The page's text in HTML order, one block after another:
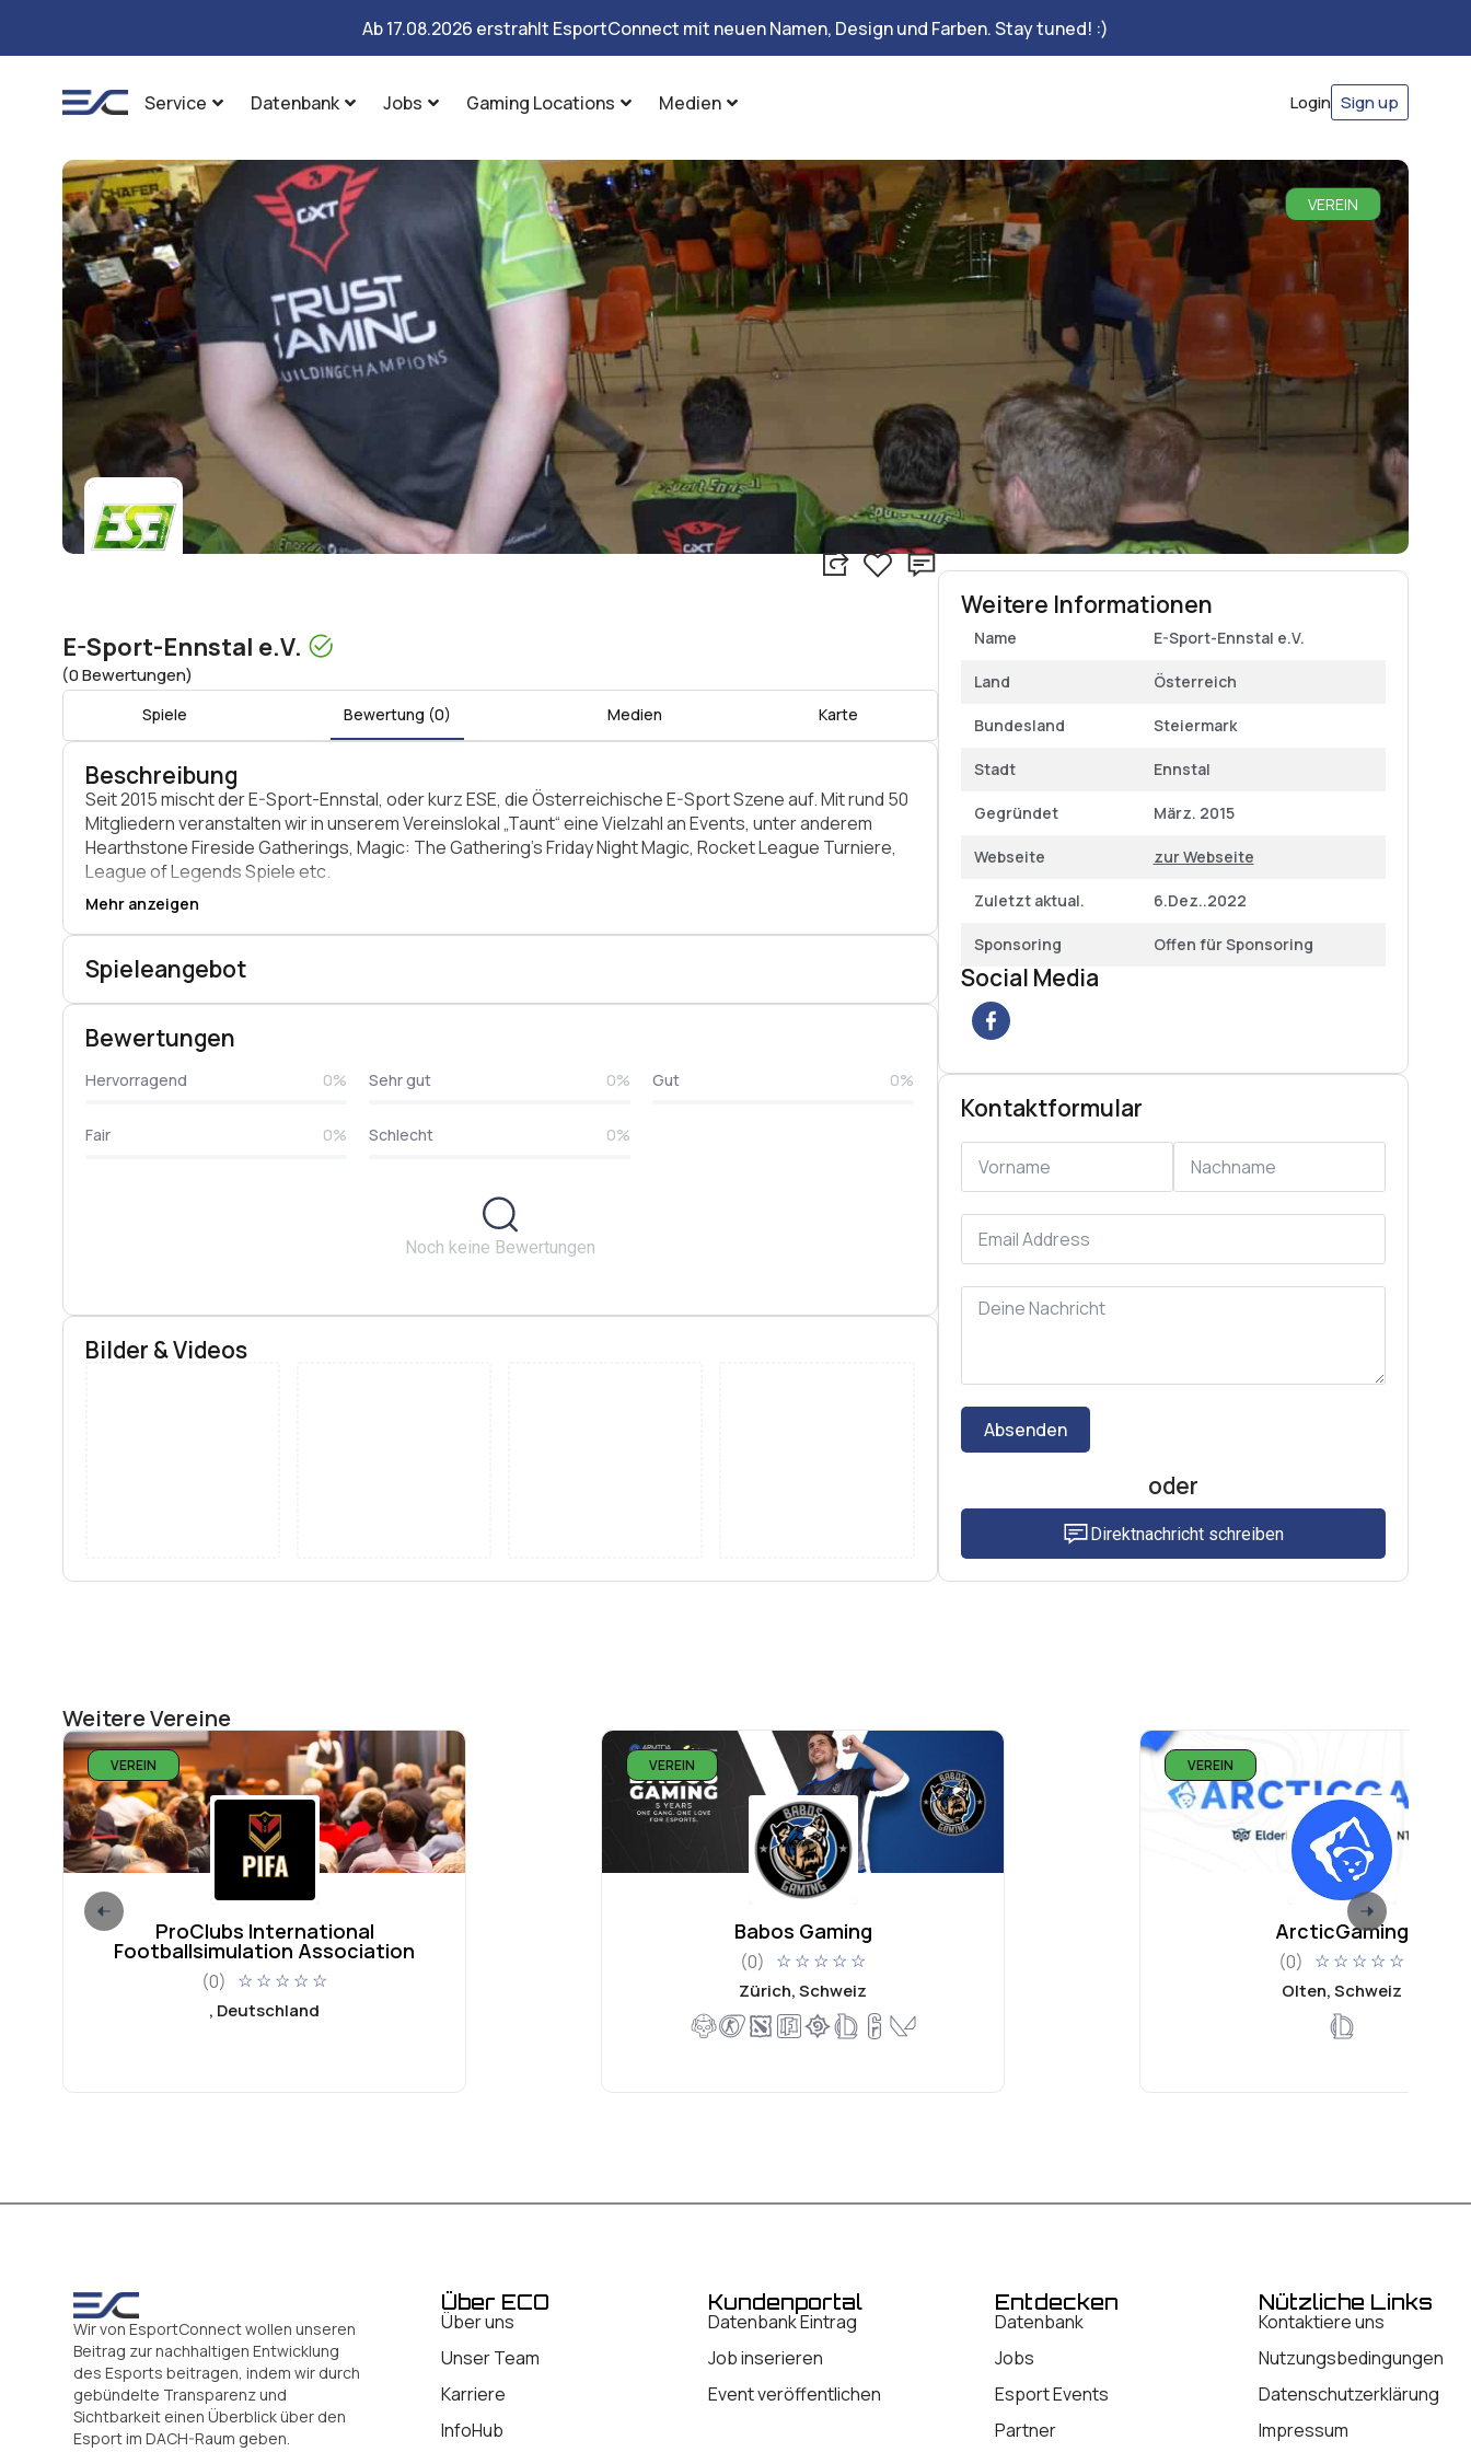
Ab 17.08.2026 erstrahlt EsportConnect mit neuen Namen, Design und Farben. Stay tuned! :)
Service Datenbank Jobs Gaming Locations Medien Login Sign up
VEREIN
E-Sport-Ennstal e.V.
(0 Bewertungen)
Spiele Bewertung (0) Medien Karte
Beschreibung
Seit 2015 mischt der E-Sport-Ennstal, oder kurz ESE, die Österreichische E-Sport Szene auf. Mit rund 50
Mitgliedern veranstalten wir in unserem Vereinslokal „Taunt“ eine Vielzahl an Events, unter anderem
Hearthstone Fireside Gatherings, Magic: The Gathering’s Friday Night Magic, Rocket League Turniere,
League of Legends Spiele etc.
Da unsere Community ständig wächst, haben wir für das Jahr 2017 noch große Pläne.
Mehr anzeigen
Spieleangebot
Bewertungen
Hervorragend 0% Sehr gut 0% Gut 0%
Fair 0% Schlecht 0%
Noch keine Bewertungen
Bilder & Videos
Weitere Informationen
Name E-Sport-Ennstal e.V.
Land Österreich
Bundesland Steiermark
Stadt Ennstal
Gegründet März. 2015
Webseite zur Webseite
Zuletzt aktual. 6.Dez..2022
Sponsoring Offen für Sponsoring
Social Media
Kontaktformular
Absenden
oder
Direktnachricht schreiben
Weitere Vereine
VEREIN
ProClubs International
Footballsimulation Association
(0) ☆ ☆ ☆ ☆ ☆
, Deutschland
VEREIN
Babos Gaming
(0) ☆ ☆ ☆ ☆ ☆
Zürich, Schweiz
VEREIN
ArcticGaming
(0) ☆ ☆ ☆ ☆ ☆
Olten, Schweiz
Wir von EsportConnect wollen unseren
Beitrag zur nachhaltigen Entwicklung
des Esports beitragen, indem wir durch
gebündelte Transparenz und
Sichtbarkeit einen Überblick über den
Esport im DACH-Raum geben.
Über ECO
Über uns
Unser Team
Karriere
InfoHub
Kundenportal
Datenbank Eintrag
Job inserieren
Event veröffentlichen
Entdecken
Datenbank
Jobs
Esport Events
Partner
Nützliche Links
Kontaktiere uns
Nutzungsbedingungen
Datenschutzerklärung
Impressum